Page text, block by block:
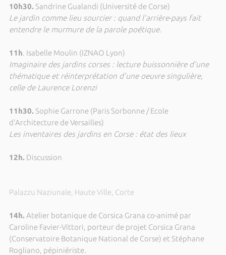
10h30. Sandrine Gualandi (Université de Corse)
Le jardin comme lieu sourcier : quand l’arrière-pays fait
entendre le murmure de la parole poétique.
11h. Isabelle Moulin (IZNAO Lyon)
Imaginaire des jardins corses : lecture buissonnière d'une
thématique et réinterprétation d'une oeuvre singulière,
celle de Laurence Lorenzi
11h30. Sophie Garrone (Paris Sorbonne / Ecole
d'Architecture de Versailles)
Les inventaires des jardins en Corse : état des lieux
12h. Discussion
Palazzu Naziunale, Haute Ville, Corte
14h. Atelier botanique de Corsica Grana co-animé par
Caroline Favier-Vittori, porteur de projet Corsica Grana
(Conservatoire Botanique National de Corse) et Stéphane
Rogliano, pépiniériste.